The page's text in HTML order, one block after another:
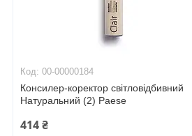
00-00000184
Консилер-коректор світловідбивний
Натуральний (2) Paese
414 ₴